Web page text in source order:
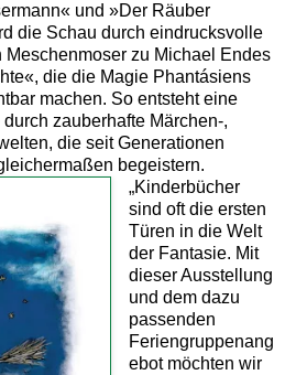
und »Der Räuber
die Schau durch eindrucksvolle
zu Michael Endes
die die Magie Phantásiens
machen. So entsteht eine
zauberhafte Märchen-,
die seit Generationen
begeistern.
„Kinderbücher
sind oft die ersten
Türen in die Welt
der Fantasie. Mit
dieser Ausstellung
und dem dazu
passenden
Feriengruppenang
ebot möchten wir